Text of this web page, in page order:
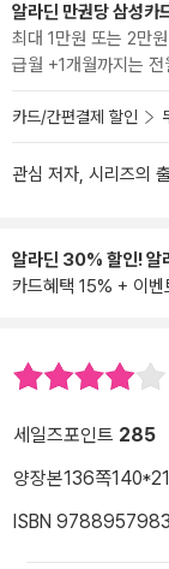
알라딘 만권당 삼성카
최대 1만원 또는 2만
급월 +1개월까지는
카드/간편결제 할인
관심 저자, 시리즈의
알라딘 30% 할인! 알
카드혜택 15% + 이
세일즈포인트 285
양장본136쪽
ISBN